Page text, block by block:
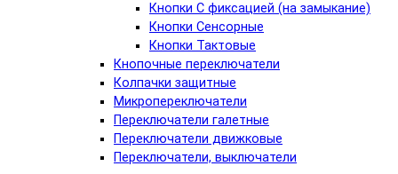
Кнопки С фиксацией (на замыкание)
Кнопки Сенсорные
Кнопки Тактовые
Кнопочные переключатели
Колпачки защитные
Микропереключатели
Переключатели галетные
Переключатели движковые
Переключатели, выключатели